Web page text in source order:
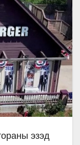
эзэд